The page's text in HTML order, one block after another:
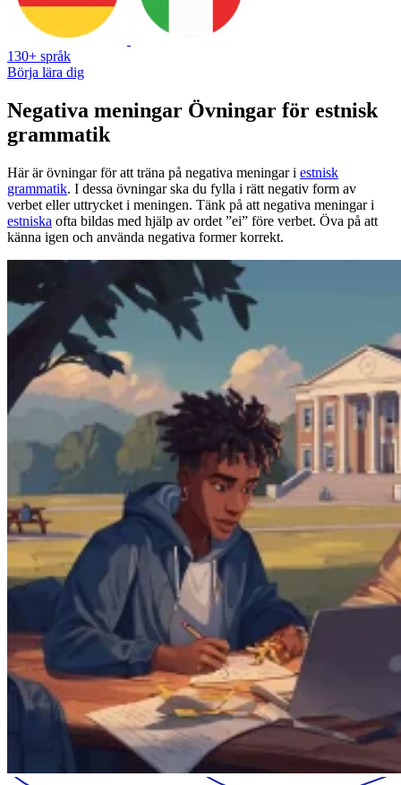
130+ språk
Börja lära dig
Negativa meningar Övningar för estnisk
grammatik
Här är övningar för att träna på negativa meningar i estnisk
grammatik. I dessa övningar ska du fylla i rätt negativ form av
verbet eller uttrycket i meningen. Tänk på att negativa meningar i
estniska ofta bildas med hjälp av ordet ”ei” före verbet. Öva på att
känna igen och använda negativa former korrekt.